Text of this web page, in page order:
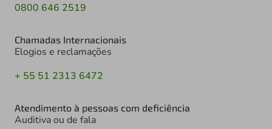
0800 646 2519
Chamadas Internacionais
Elogios e reclamações
+ 55 51 2313 6472
Atendimento à pessoas com deficiência
Auditiva ou de fala